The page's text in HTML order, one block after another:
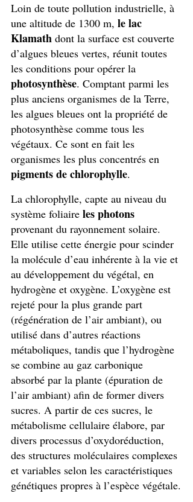
Loin de toute pollution industrielle, à
une altitude de 1300 m, le lac
Klamath dont la surface est couverte
d’algues bleues vertes, réunit toutes
les conditions pour opérer la
photosynthèse. Comptant parmi les
plus anciens organismes de la Terre,
les algues bleues ont la propriété de
photosynthèse comme tous les
végétaux. Ce sont en fait les
organismes les plus concentrés en
pigments de chlorophylle.
La chlorophylle, capte au niveau du
système foliaire les photons
provenant du rayonnement solaire.
Elle utilise cette énergie pour scinder
la molécule d’eau inhérente à la vie et
au développement du végétal, en
hydrogène et oxygène. L’oxygène est
rejeté pour la plus grande part
(régénération de l’air ambiant), ou
utilisé dans d’autres réactions
métaboliques, tandis que l’hydrogène
se combine au gaz carbonique
absorbé par la plante (épuration de
l’air ambiant) afin de former divers
sucres. A partir de ces sucres, le
métabolisme cellulaire élabore, par
divers processus d’oxydoréduction,
des structures moléculaires complexes
et variables selon les caractéristiques
génétiques propres à l’espèce végétale.